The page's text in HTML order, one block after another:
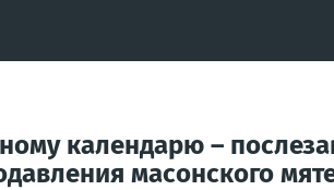
календарю –
масонского